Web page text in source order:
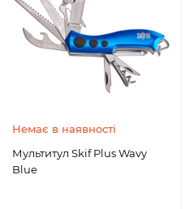
Немає в наявності
Мультитул Skif Plus Wavy
Blue